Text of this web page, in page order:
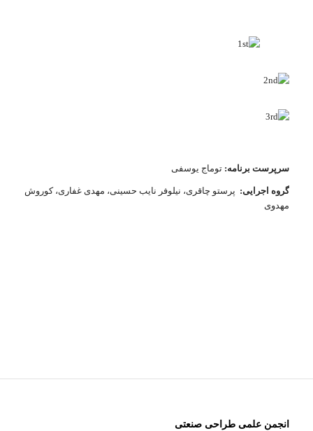
سرپرست برنامه: توماج یوسفی
گروه اجرایی: پرستو چاقری، نیلوفر نایب حسینی، مهدی غفاری، کوروش
مهدوی
انجمن علمی طراحی صنعتی